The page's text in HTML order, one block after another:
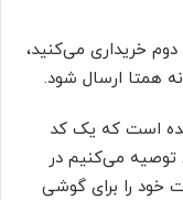
خریداری می‌کنید،
است که یک کد
توصیه می‌کنیم در
خود را برای گوشی